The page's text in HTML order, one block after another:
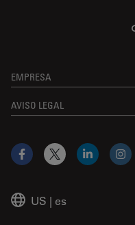
EMPRESA
AVISO LEGAL
US | es
Facebook
X LinkedIn